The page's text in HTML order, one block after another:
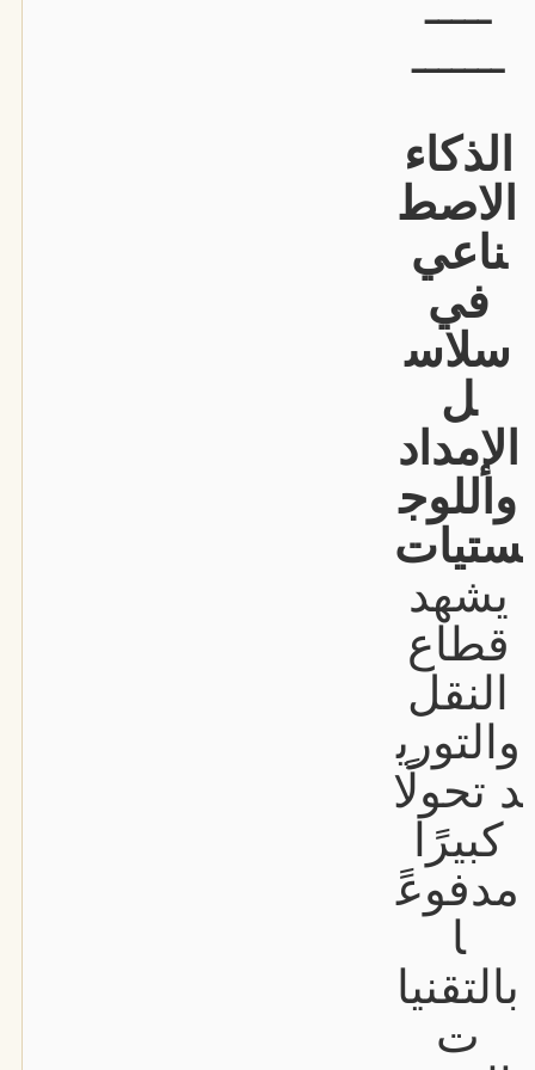
ـــــــ
الذكاء
الاصط
ناعي
في
سلاس
ل
الإمداد
واللوج
ستيات
يشهد
قطاع
النقل
والتوري
د تحولًا
كبيرًا
مدفوعً
ا
بالتقنيا
ت